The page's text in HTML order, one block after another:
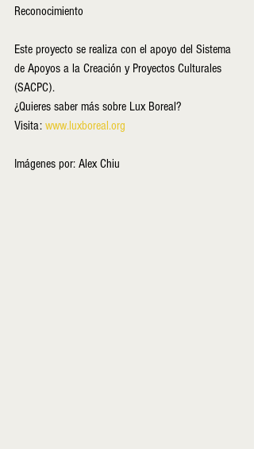
Reconocimiento
Este proyecto se realiza con el apoyo del Sistema
de Apoyos a la Creación y Proyectos Culturales
(SACPC).
¿Quieres saber más sobre Lux Boreal?
Visita: www.luxboreal.org
Imágenes por: Alex Chiu